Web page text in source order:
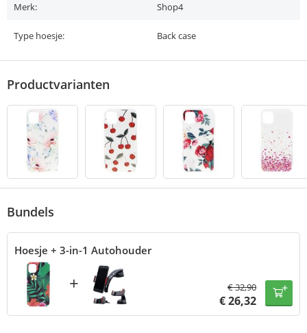
Merk: Shop4
Type hoesje: Back case
Productvarianten
Bundels
Hoesje + 3-in-1 Autohouder
+ €32,90
€26,32